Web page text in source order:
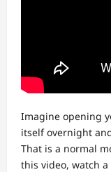
Imagine opening
itself overnight
That is a normal
this video, watch